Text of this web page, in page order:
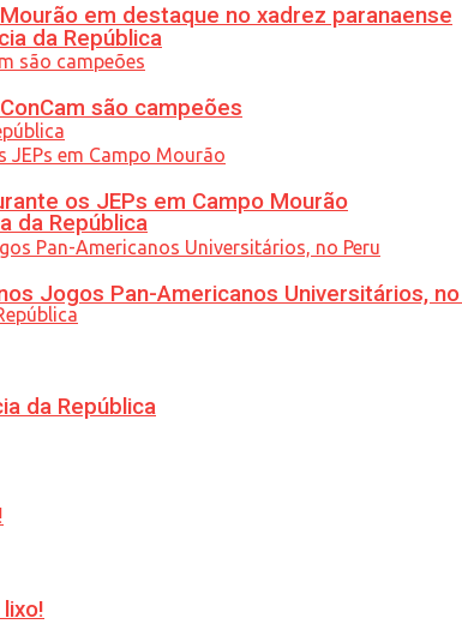
da República
da República
da República
em destaque no xadrez paranaense
são campeões
os JEPs em Campo Mourão
Jogos Pan-Americanos Universitários,